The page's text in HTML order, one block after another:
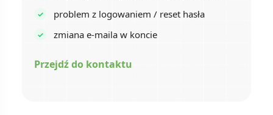
problem z logowaniem / reset hasła
zmiana e-maila w koncie
Przejdź do kontaktu